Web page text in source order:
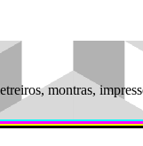
montras,